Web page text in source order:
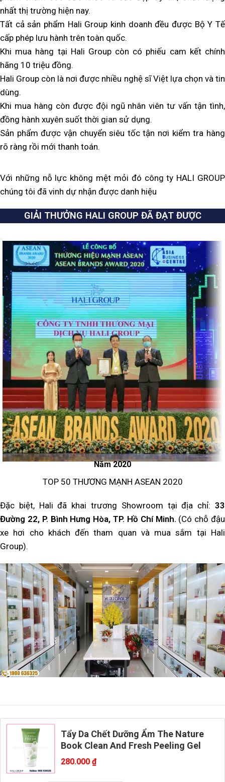
nhất thị trường hiện nay.
Tất cả sản phẩm Hali Group kinh doanh đều được Bộ Y Tế
cấp phép lưu hành trên toàn quốc.
Khi mua hàng tại Hali Group còn có phiếu cam kết chính
hãng 10 triệu đồng.
Hali Group còn là nơi được nhiều nghệ sĩ Việt lựa chọn và tin
dùng.
Khi mua hàng còn được đội ngũ nhân viên tư vấn tận tình,
đồng hành xuyên suốt thời gian sử dụng.
Sản phẩm được vận chuyển siêu tốc tận nơi kiểm tra hàng
rõ ràng rồi mới thanh toán.
Với những nỗ lực không mệt mỏi đó công ty HALI GROUP
chúng tôi đã vinh dự nhận được danh hiệu
GIẢI THƯỞNG HALI GROUP ĐÃ ĐẠT ĐƯỢC
Năm 2020
TOP 50 THƯƠNG MẠNH ASEAN 2020
Đặc biệt, Hali đã khai trương Showroom tại địa chỉ: 33
Đường 22, P. Bình Hưng Hòa, TP. Hồ Chí Minh. (Có chỗ đậu
xe hơi cho khách đến tham quan và mua sắm tại Hali
Group).
Tẩy Da Chết Dưỡng Ẩm The Nature
Book Clean And Fresh Peeling Gel
280.000 ₫